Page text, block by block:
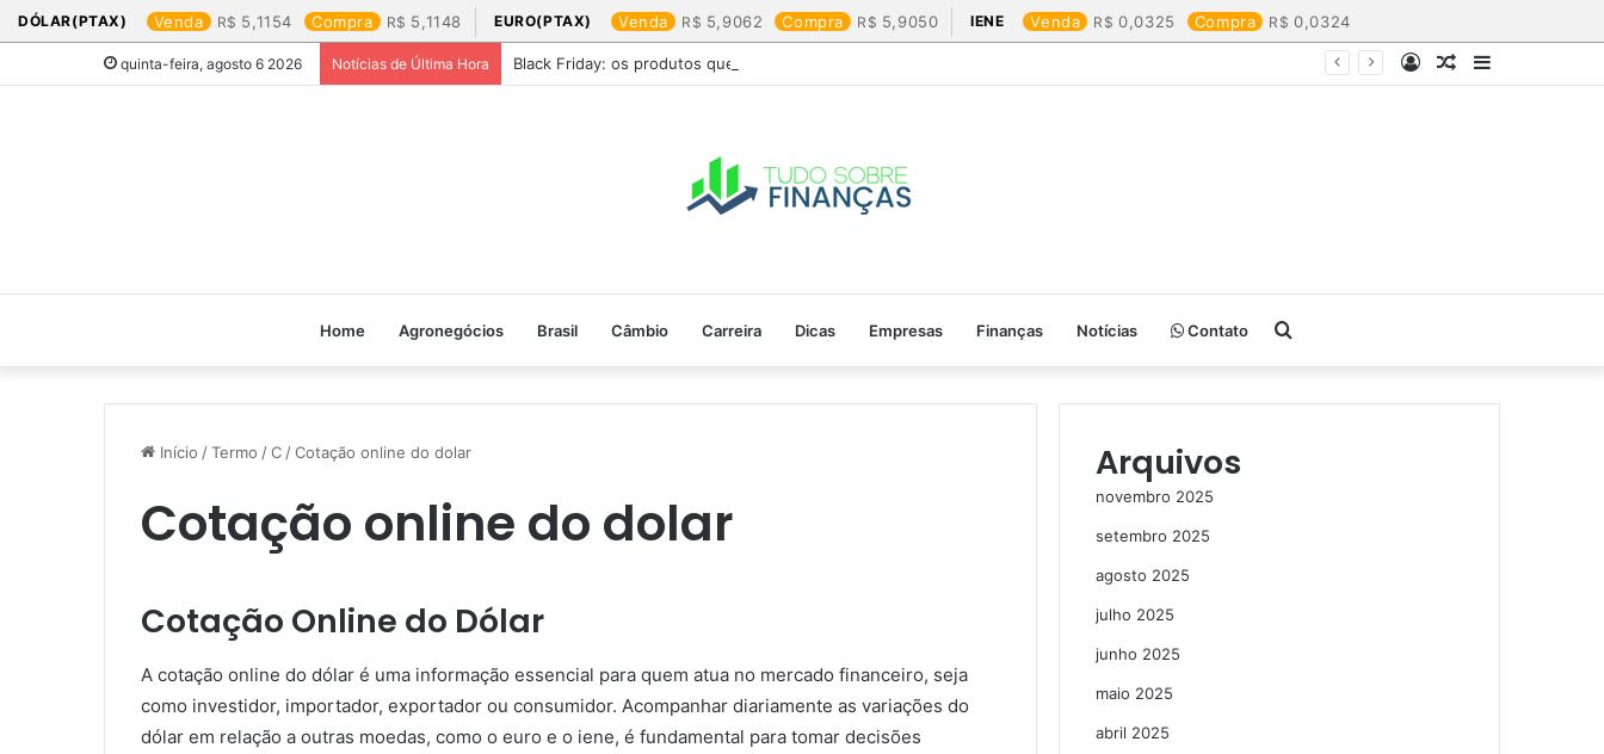
DÓLAR(PTAX) Venda 5,1154 Compra 5,1148 EURO(PTAX) Venda 5,9062 Compra 5,9050 IENE Venda 0,0325 Compra 0,0324
quinta-feira, agosto 6 2026 Notícias de Última Hora Black Friday: os produtos que mais valem a pena
Barra
Artigo
Entrar
Home Agronegócios Brasil Câmbio Carreira Dicas Empresas Finanças Notícias Contato Procurar
por
Início /Termo /C /Cotação online do dolar​
Cotação online do dolar​
Cotação Online do Dólar
A cotação online do dólar é uma informação essencial para quem atua no mercado financeiro, seja
como investidor, importador, exportador ou consumidor. Acompanhar diariamente as variações do
dólar em relação a outras moedas, como o euro e o iene, é fundamental para tomar decisões
Arquivos
novembro 2025
setembro 2025
agosto 2025
julho 2025
junho 2025
maio 2025
abril 2025